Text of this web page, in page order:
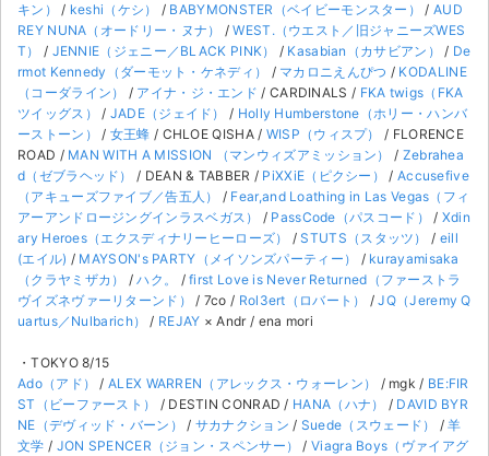
キン）
/ keshi（ケシ） / BABYMONSTER（ベイビーモンスター） / AUD
REY NUNA（オードリー・ヌナ）
/WEST.（ウエスト／旧ジャニーズWES
T）
/ JENNIE（ジェニー／BLACK PINK） / Kasabian（カサビアン） / De
rmot Kennedy（ダーモット・ケネディ）
/ マカロニえんぴつ / KODALINE
（コーダライン）
/ アイナ・ジ・エンド / CARDINALS / FKA twigs（FKA
ツイッグス）
/ JADE（ジェイド） / Holly Humberstone（ホリー・ハンバ
ーストーン）
/ 女王蜂 / CHLOE QISHA / WISP（ウィスプ）
/ FLORENCE
ROAD / MAN WITH A MISSION （マンウィズアミッション） / Zebrahea
d（ゼブラヘッド）
/ DEAN & TABBER / PiXXiE（ピクシー） / Accusefive
（アキューズファイブ／告五人）
/ Fear,and Loathing in Las Vegas（フィ
アーアンドロージングインラスベガス）
/ PassCode（パスコード） / Xdin
ary Heroes（エクスディナリーヒーローズ）
/STUTS（スタッツ） / eill
(エイル) / MAYSON's PARTY（メイソンズパーティー） / kurayamisaka
（クラヤミザカ）
/ハク。 /first Love is Never Returned（ファーストラ
ヴイズネヴァーリターンド）
/ 7co / Rol3ert（ロバート） /JQ（Jeremy Q
uartus／Nulbarich）
/ REJAY × Andr / ena mori
・TOKYO 8/15
Ado（アド）
/ALEX WARREN（アレックス・ウォーレン） / mgk / BE:FIR
ST（ビーファースト）
/ DESTIN CONRAD / HANA（ハナ） / DAVID BYR
NE（デヴィッド・バーン）
/ サカナクション / Suede（スウェード） /羊
文学 / JON SPENCER（ジョン・スペンサー） /Viagra Boys（ヴァイアグ